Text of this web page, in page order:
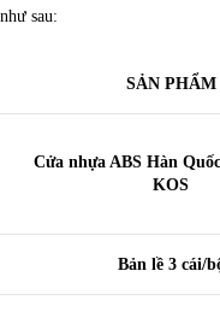
như sau:
SẢN PHẨM
Cửa nhựa ABS Hàn
KOS
Bản lề 3 cái/